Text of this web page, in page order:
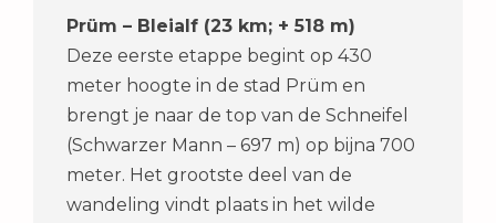
Prüm – Bleialf (23 km; + 518 m)
Deze eerste etappe begint op 430
meter hoogte in de stad Prüm en
brengt je naar de top van de Schneifel
(Schwarzer Mann – 697 m) op bijna 700
meter. Het grootste deel van de
wandeling vindt plaats in het wilde